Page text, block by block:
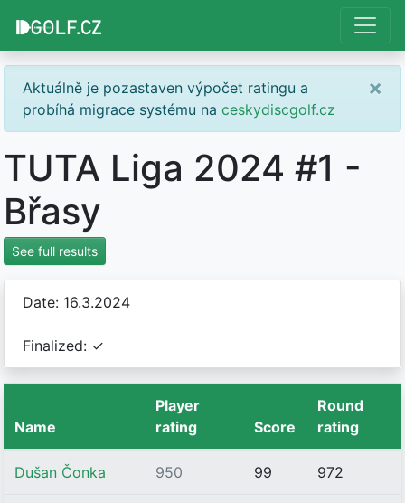
Aktuálně je pozastaven výpočet ratingu a
probíhá migrace systému na ceskydiscgolf.cz
×
TUTA Liga 2024 #1 -
Břasy
See full results
Date: 16.3.2024
Finalized: ✓
Name
Player
rating
Score
Round
rating
Dušan Čonka 950 99 972